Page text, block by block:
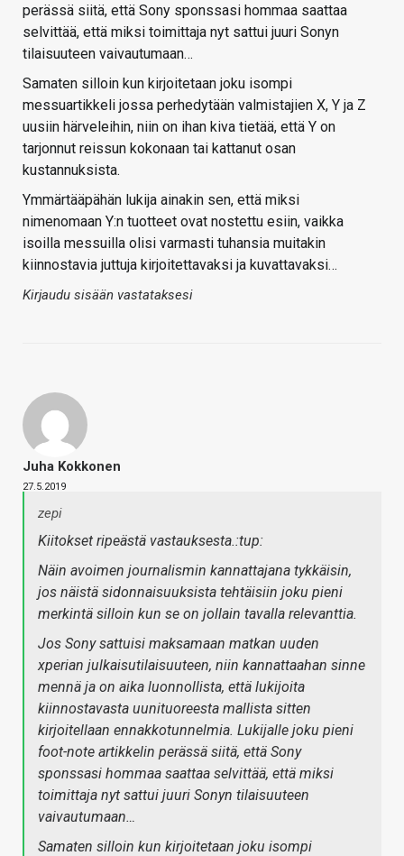
perässä siitä, että Sony sponssasi hommaa saattaa
selvittää, että miksi toimittaja nyt sattui juuri Sonyn
tilaisuuteen vaivautumaan…
Samaten silloin kun kirjoitetaan joku isompi
messuartikkeli jossa perhedytään valmistajien X, Y ja Z
uusiin härveleihin, niin on ihan kiva tietää, että Y on
tarjonnut reissun kokonaan tai kattanut osan
kustannuksista.
Ymmärtääpähän lukija ainakin sen, että miksi
nimenomaan Y:n tuotteet ovat nostettu esiin, vaikka
isoilla messuilla olisi varmasti tuhansia muitakin
kiinnostavia juttuja kirjoitettavaksi ja kuvattavaksi…
Kirjaudu sisään vastataksesi
Juha Kokkonen
27.5.2019
zepi
Kiitokset ripeästä vastauksesta.:tup:
Näin avoimen journalismin kannattajana tykkäisin,
jos näistä sidonnaisuuksista tehtäisiin joku pieni
merkintä silloin kun se on jollain tavalla relevanttia.
Jos Sony sattuisi maksamaan matkan uuden
xperian julkaisutilaisuuteen, niin kannattaahan sinne
mennä ja on aika luonnollista, että lukijoita
kiinnostavasta uunituoreesta mallista sitten
kirjoitellaan ennakkotunnelmia. Lukijalle joku pieni
foot-note artikkelin perässä siitä, että Sony
sponssasi hommaa saattaa selvittää, että miksi
toimittaja nyt sattui juuri Sonyn tilaisuuteen
vaivautumaan…
Samaten silloin kun kirjoitetaan joku isompi